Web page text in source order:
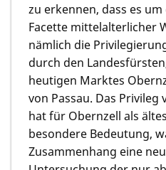
zu erkennen, dass es
Facette mittelalterlicher
nämlich die
durch den
heutigen Marktes
von Passau. Das Privileg
hat für Obernzell als
besondere Bedeutung,
Zusammenhang eine